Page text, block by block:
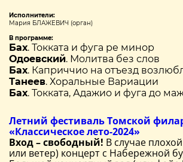
Исполнители:
Мария БЛАЖЕВИЧ (орган)
В программе:
Бах. Токката и фуга ре минор
Одоевский. Молитва без слов
Бах. Каприччио на отъезд
Танеев. Хоральные Вариации
Бах. Токката, Адажио и фуга до
Летний фестиваль Томской
«Классическое лето-2024»
Вход – свободный! В случае
или ветер) концерт с Набережной